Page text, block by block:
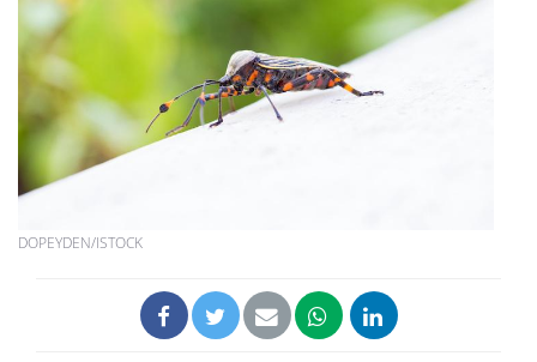
DOPEYDEN/ISTOCK